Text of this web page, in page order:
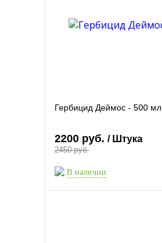
Гербицид Деймос - 500 мл
2200 руб. / Штука
2450 руб.
В наличии